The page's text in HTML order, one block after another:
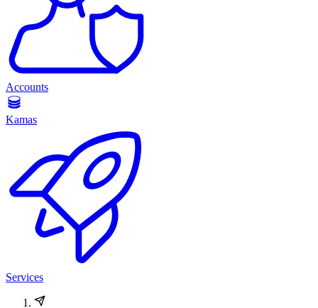
Accounts
Kamas
Services